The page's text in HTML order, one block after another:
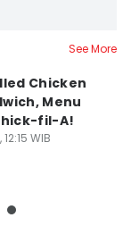
See More
Chicken
Menu
fil-A!
WIB